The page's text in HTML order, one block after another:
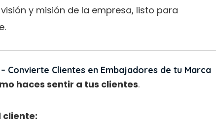
y misión de la empresa, listo para
Convierte Clientes en Embajadores de tu Marca
haces sentir a tus clientes.
cliente: